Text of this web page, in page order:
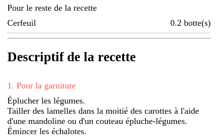
Pour le reste de la recette
Cerfeuil
0.2 botte(s)
Descriptif de la recette
1 . Pour la garniture
Éplucher les légumes.
Tailler des lamelles dans la moitié des carottes à l'aide
d'une mandoline ou d'un couteau épluche-légumes.
Émincer les échalotes.